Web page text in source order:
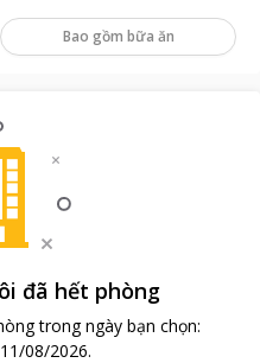
Bao gồm bữa ăn
đã hết phòng
trong ngày bạn chọn:
11/08/2026.